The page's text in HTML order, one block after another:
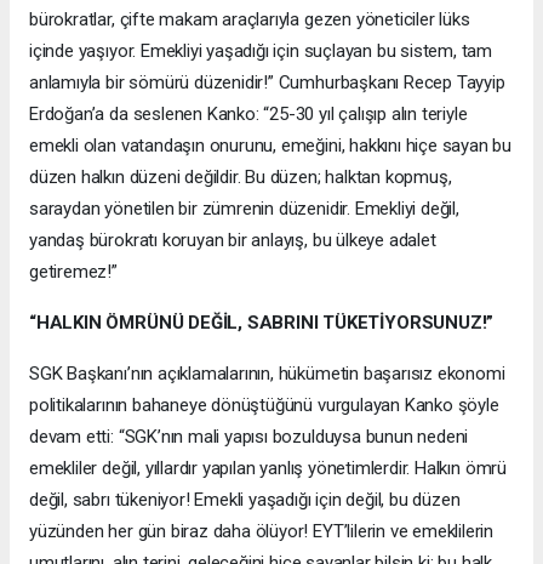
bürokratlar, çifte makam araçlarıyla gezen yöneticiler lüks
içinde yaşıyor. Emekliyi yaşadığı için suçlayan bu sistem, tam
anlamıyla bir sömürü düzenidir!” Cumhurbaşkanı Recep Tayyip
Erdoğan’a da seslenen Kanko: “25-30 yıl çalışıp alın teriyle
emekli olan vatandaşın onurunu, emeğini, hakkını hiçe sayan bu
düzen halkın düzeni değildir. Bu düzen; halktan kopmuş,
saraydan yönetilen bir zümrenin düzenidir. Emekliyi değil,
yandaş bürokratı koruyan bir anlayış, bu ülkeye adalet
getiremez!”
“HALKIN ÖMRÜNÜ DEĞİL, SABRINI TÜKETİYORSUNUZ!”
SGK Başkanı’nın açıklamalarının, hükümetin başarısız ekonomi
politikalarının bahaneye dönüştüğünü vurgulayan Kanko şöyle
devam etti: “SGK’nın mali yapısı bozulduysa bunun nedeni
emekliler değil, yıllardır yapılan yanlış yönetimlerdir. Halkın ömrü
değil, sabrı tükeniyor! Emekli yaşadığı için değil, bu düzen
yüzünden her gün biraz daha ölüyor! EYT’lilerin ve emeklilerin